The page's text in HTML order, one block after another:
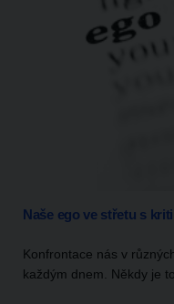
Naše ego ve střetu s
Konfrontace nás v
každým dnem. Někdy je